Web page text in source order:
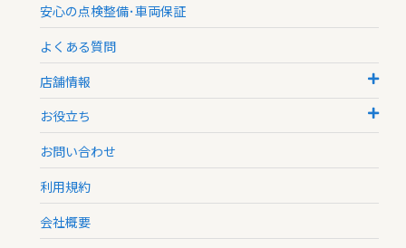
安心の点検整備･車両保証
よくある質問
店舗情報
お役立ち
お問い合わせ
利用規約
会社概要